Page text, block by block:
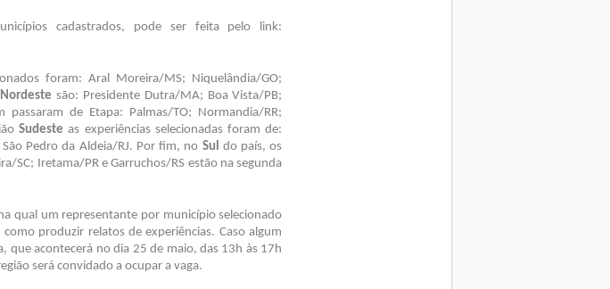
cadastrados, pode ser feita pelo link:
foram: Aral Moreira/MS; Niquelândia/GO;
Nordeste são: Presidente Dutra/MA; Boa Vista/PB;
passaram de Etapa: Palmas/TO; Normandia/RR;
Sudeste as experiências selecionadas foram de:
Pedro da Aldeia/RJ. Por fim, no Sul do país, os
SC; Iretama/PR e Garruchos/RS estão na segunda
qual um representante por município selecionado
produzir relatos de experiências. Caso algum
que acontecerá no dia 25 de maio, das 13h às 17h
será convidado a ocupar a vaga.